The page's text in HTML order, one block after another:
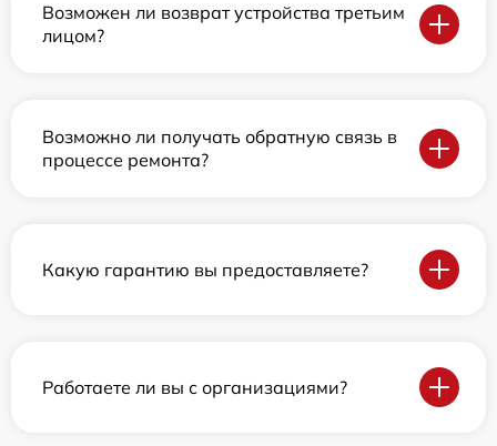
Возможен ли возврат устройства третьим
лицом?
Возможно ли получать обратную связь в
процессе ремонта?
Какую гарантию вы предоставляете?
Работаете ли вы с организациями?